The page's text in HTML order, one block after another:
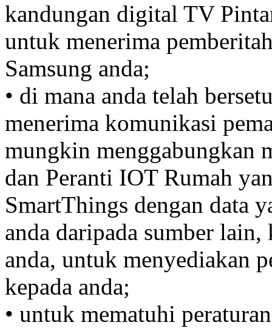
kandungan digital TV
untuk menerima
Samsung anda;
• di mana anda telah
menerima komunikasi
mungkin menggabungkan
dan Peranti IOT Rumah
SmartThings dengan data
anda daripada sumber
anda, untuk menyediakan
kepada anda;
• untuk mematuhi